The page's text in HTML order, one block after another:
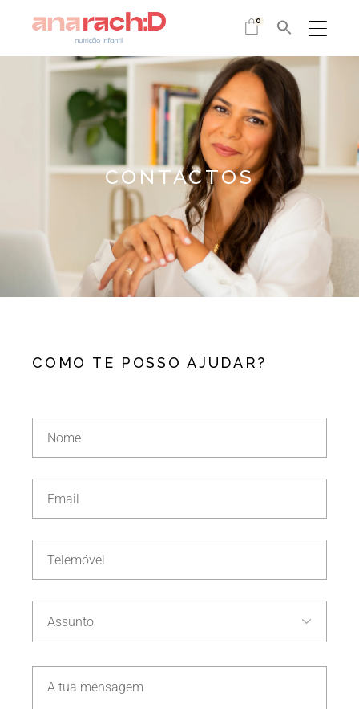
0
CONTACTOS
COMO TE POSSO AJUDAR?